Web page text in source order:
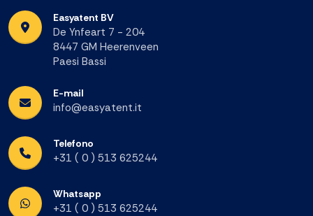
Easyatent BV
De Ynfeart 7 - 204
8447 GM Heerenveen
Paesi Bassi
E-mail
info@easyatent.it
Telefono
+31 ( 0 ) 513 625244
Whatsapp
+31 ( 0 ) 513 625244